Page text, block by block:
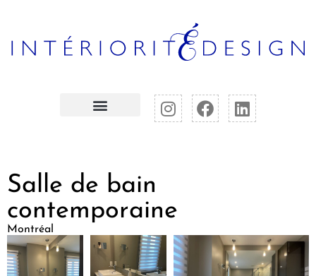
Salle de bain
contemporaine
Montréal